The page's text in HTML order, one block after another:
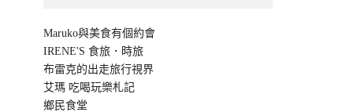
Maruko與美食有個約會
IRENE'S 食旅．時旅
布雷克的出走旅行視界
艾瑪 吃喝玩樂札記
鄉民食堂